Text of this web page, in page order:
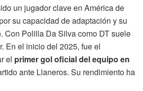
un jugador clave en América de
su capacidad de adaptación y su
Con Polilla Da Silva como DT suele
En el inicio del 2025, fue el
el primer gol oficial del equipo en
ante Llaneros. Su rendimiento ha